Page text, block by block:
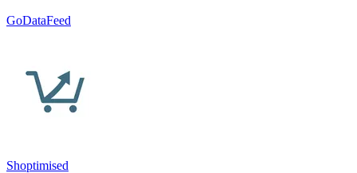
GoDataFeed
Shoptimised